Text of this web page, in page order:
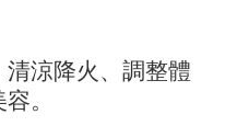
涼降火、調整體
。